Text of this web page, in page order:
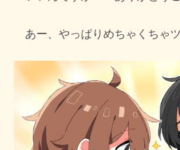
あー、やっぱりめちゃくちゃツ